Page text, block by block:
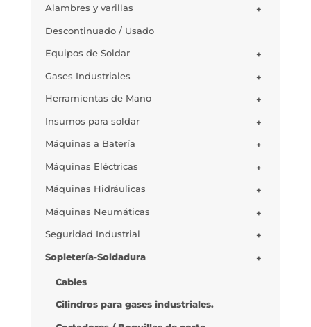
+
Alambres y varillas
Descontinuado / Usado
+
Equipos de Soldar
+
Gases Industriales
+
Herramientas de Mano
+
Insumos para soldar
+
Máquinas a Batería
+
Máquinas Eléctricas
+
Máquinas Hidráulicas
+
Máquinas Neumáticas
+
Seguridad Industrial
+
Sopletería-Soldadura
Cables
Cilindros para gases industriales.